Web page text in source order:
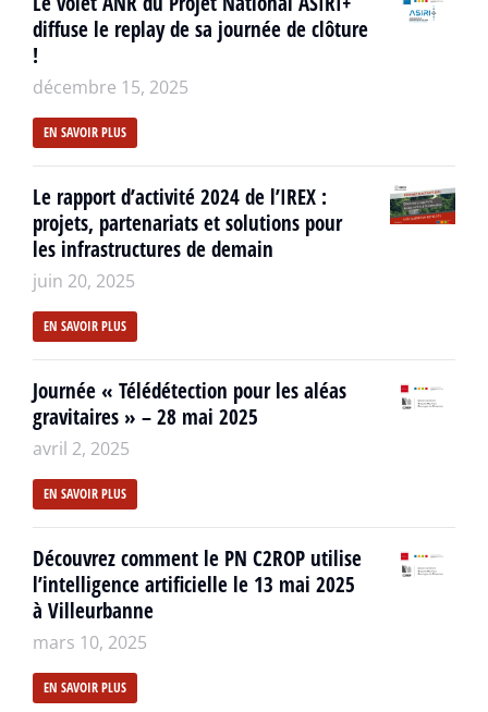
diffuse le replay de sa journée de clôture
!
décembre 15, 2025
EN SAVOIR PLUS
Le rapport d’activité 2024 de l’IREX :
projets, partenariats et solutions pour
les infrastructures de demain
juin 20, 2025
EN SAVOIR PLUS
Journée « Télédétection pour les aléas
gravitaires » – 28 mai 2025
avril 2, 2025
EN SAVOIR PLUS
Découvrez comment le PN C2ROP utilise
l’intelligence artificielle le 13 mai 2025
à Villeurbanne
mars 10, 2025
EN SAVOIR PLUS